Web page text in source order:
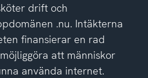
drift och
.nu. Intäkterna
finansierar en rad
att människor
använda internet.